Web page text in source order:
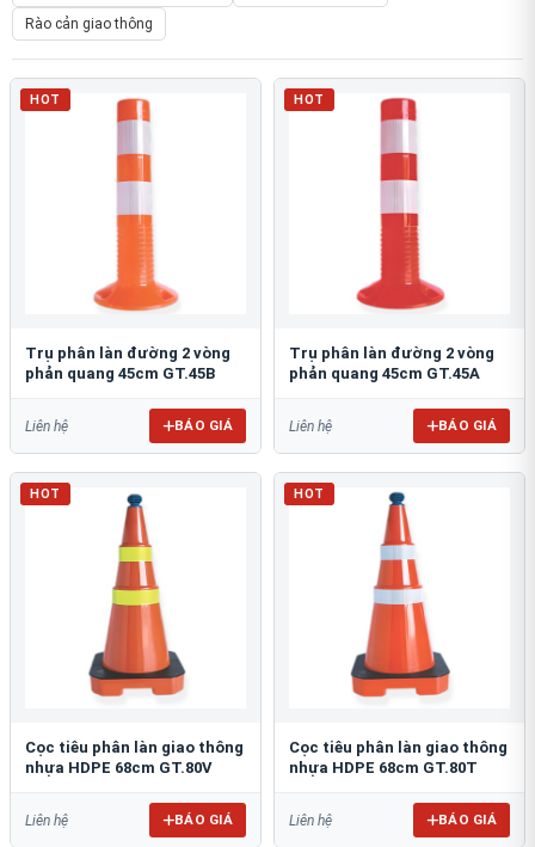
Rào cản giao thông
HOT
Trụ phân làn đường 2 vòng
phản quang 45cm GT.45B
Liên hệ BÁO GIÁ
HOT
Trụ phân làn đường 2 vòng
phản quang 45cm GT.45A
Liên hệ BÁO GIÁ
HOT
Cọc tiêu phân làn giao thông
nhựa HDPE 68cm GT.80V
Liên hệ BÁO GIÁ
HOT
Cọc tiêu phân làn giao thông
nhựa HDPE 68cm GT.80T
Liên hệ BÁO GIÁ